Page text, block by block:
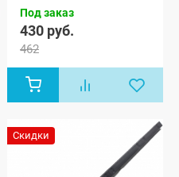
Под заказ
430 руб.
462
Скидки